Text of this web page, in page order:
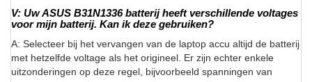
V: Uw ASUS B31N1336 batterij heeft verschillende voltages
voor mijn batterij. Kan ik deze gebruiken?
A: Selecteer bij het vervangen van de laptop accu altijd de batterij
met hetzelfde voltage als het origineel. Er zijn echter enkele
uitzonderingen op deze regel, bijvoorbeeld spanningen van